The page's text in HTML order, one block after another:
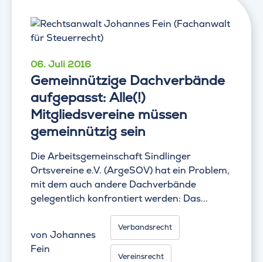
06. Juli 2016
Gemeinnützige Dachverbände
aufgepasst: Alle(!)
Mitgliedsvereine müssen
gemeinnützig sein
Die Arbeitsgemeinschaft Sindlinger
Ortsvereine e.V. (ArgeSOV) hat ein Problem,
mit dem auch andere Dachverbände
gelegentlich konfrontiert werden: Das...
von Johannes
Fein
Verbandsrecht
Vereinsrecht